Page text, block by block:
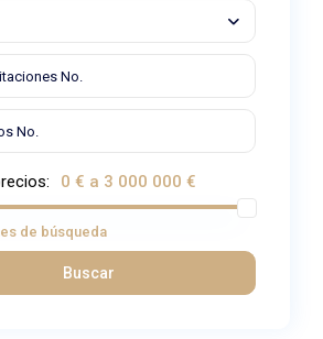
0 € a 3 000 000 €
de búsqueda
Buscar